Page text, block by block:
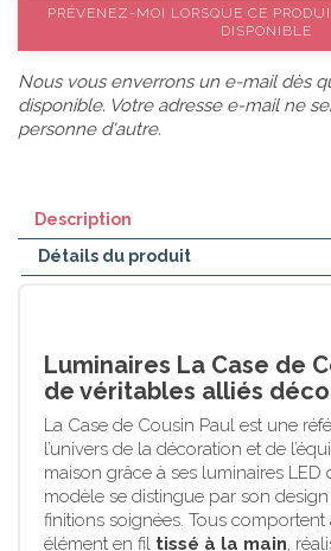
PRÉVENEZ-MOI LORSQUE CE
DISPONIBLE
Nous vous enverrons un e-mail dès
disponible. Votre adresse e-mail ne
personne d'autre.
Description
Détails du produit
Luminaires La Case de
de véritables alliés déco
La Case de Cousin Paul est une
l’univers de la décoration et de
maison grâce à ses luminaires LED
modèle se distingue par son
finitions soignées. Tous
élément en fil tissé à la main,